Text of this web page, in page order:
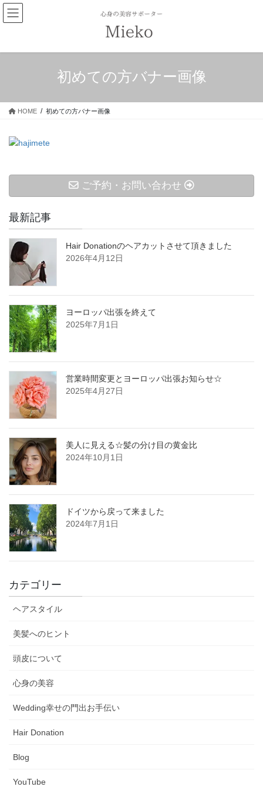
コ
ン
ツ
ッ
ナ
ビ
シ
移
初めての方バナー画像
HOME 初めての方バナー画像
ご予約・お問い合わせ
最新記事
Hair Donationのヘアカットさせて頂きました
2026年4月12日
ヨーロッパ出張を終えて
2025年7月1日
営業時間変更とヨーロッパ出張お知らせ☆
2025年4月27日
美人に見える☆髪の分け目の黄金比
2024年10月1日
ドイツから戻って来ました
2024年7月1日
カテゴリー
ヘアスタイル
美髪へのヒント
頭皮について
心身の美容
Wedding幸せの門出お手伝い
Hair Donation
Blog
YouTube